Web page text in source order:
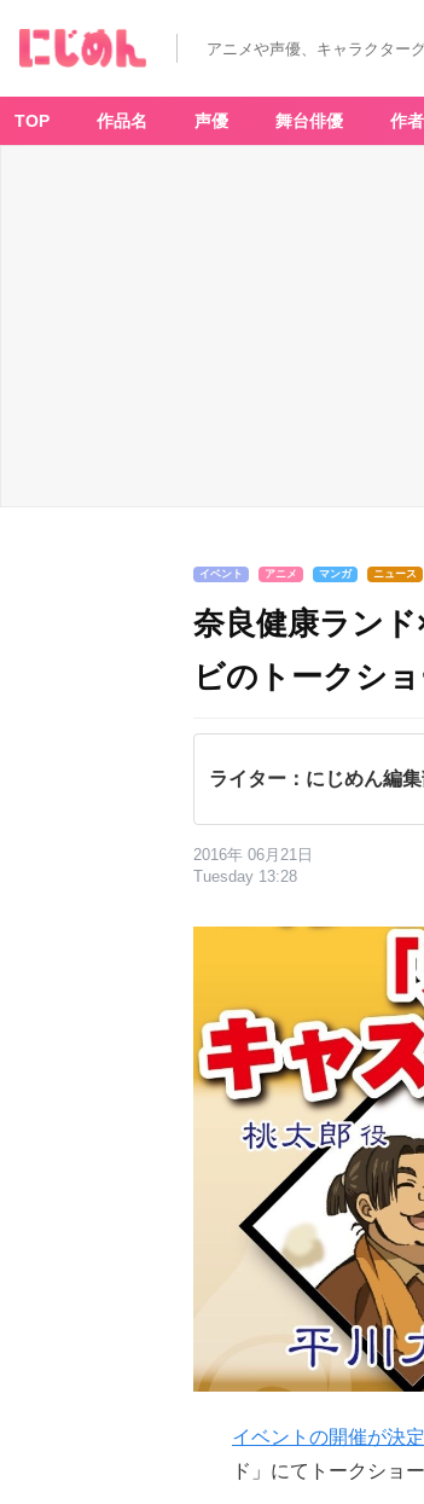
アニメや声優、キャラクター
TOP 作品名 声優 舞台俳優 作
イベント アニメ マンガ ニュース
奈良健康ラン
ビのトークシ
ライター：にじめん編
2016年 06月21日
Tuesday 13:28
イベントの開催が決
ド」にてトークショ